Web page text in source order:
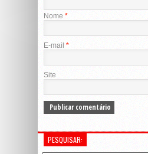
Nome *
E-mail *
Site
PESQUISAR: